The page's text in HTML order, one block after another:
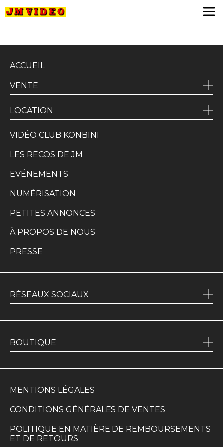
ACCUEIL
VENTE
LOCATION
VIDÉO CLUB KONBINI
LES RECOS DE JM
EVÉNEMENTS
NUMÉRISATION
PETITES ANNONCES
À PROPOS DE NOUS
PRESSE
RÉSEAUX SOCIAUX
BOUTIQUE
MENTIONS LÉGALES
CONDITIONS GÉNÉRALES DE VENTES
POLITIQUE EN MATIÈRE DE REMBOURSEMENTS
ET DE RETOURS